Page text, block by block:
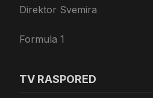
Direktor Svemira
Formula 1
TV RASPORED